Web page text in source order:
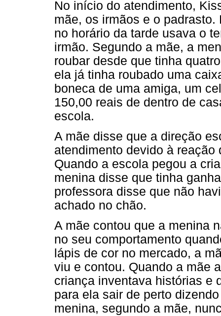
No início do atendimento,
mãe, os irmãos e o
no horário da tarde usava o
irmão. Segundo a mãe, a
roubar desde que tinha
ela já tinha roubado uma
boneca de uma amiga, um
150,00 reais de dentro de
escola.
A mãe disse que a direção
atendimento devido à
Quando a escola pegou a
menina disse que tinha
professora disse que não
achado no chão.
A mãe contou que a menina
no seu comportamento
lápis de cor no mercado, a
viu e contou. Quando a mãe
criança inventava histórias e
para ela sair de perto
menina, segundo a mãe,